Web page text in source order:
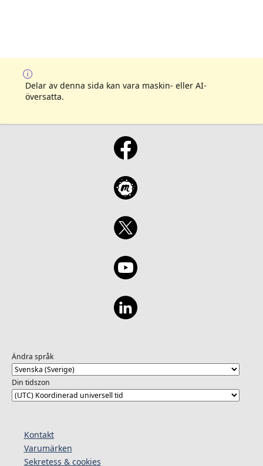
Delar av denna sida kan vara maskin- eller AI-
översatta.
Ändra språk
Din tidszon
Kontakt
Varumärken
Sekretess & cookies